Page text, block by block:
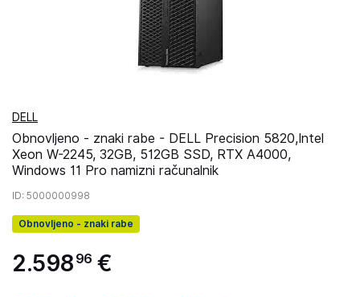
DELL
Obnovljeno - znaki rabe - DELL Precision 5820,Intel
Xeon W-2245, 32GB, 512GB SSD, RTX A4000,
Windows 11 Pro namizni računalnik
ID: 5000000998
Obnovljeno - znaki rabe
2.598 96 €